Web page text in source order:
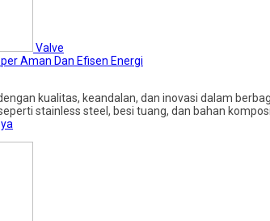
Valve
Aman Dan Efisen Energi
kualitas, keandalan, dan inovasi dalam
stainless steel, besi tuang, dan bahan